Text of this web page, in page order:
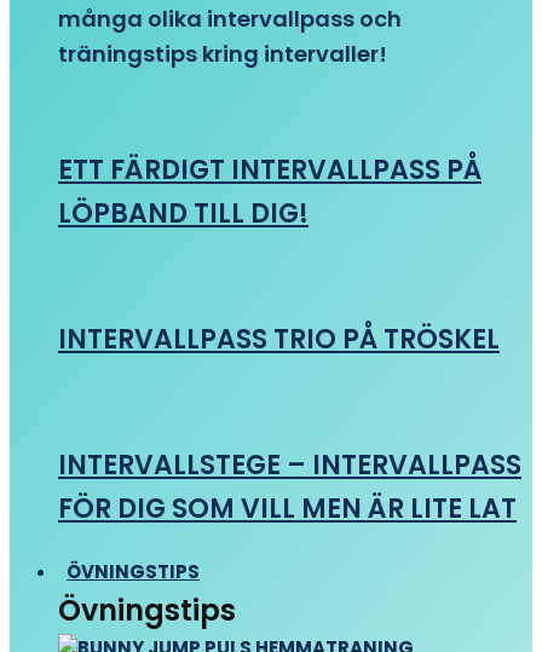
många olika intervallpass och
träningstips kring intervaller!
ETT FÄRDIGT INTERVALLPASS PÅ
LÖPBAND TILL DIG!
INTERVALLPASS TRIO PÅ TRÖSKEL
INTERVALLSTEGE – INTERVALLPASS
FÖR DIG SOM VILL MEN ÄR LITE LAT
ÖVNINGSTIPS
Övningstips